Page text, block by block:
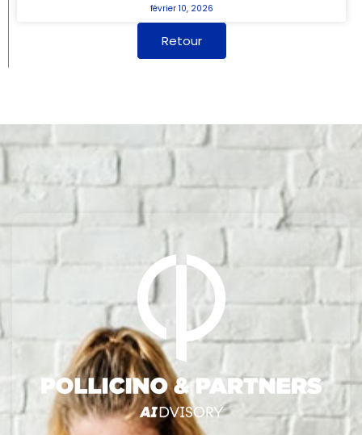
février 10, 2026
Retour